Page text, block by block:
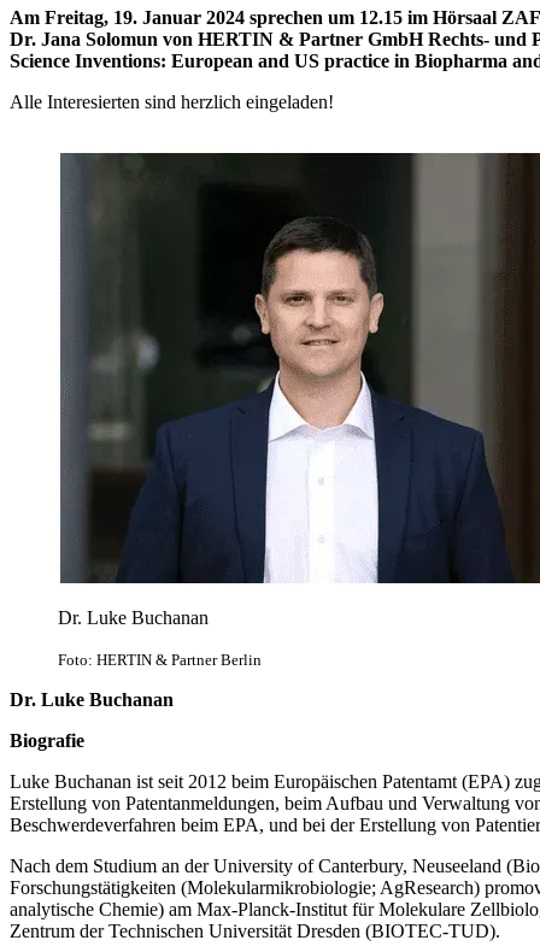
Am Freitag, 19. Januar 2024 sprechen um 12.15 im Hörsaal
Dr. Jana Solomun von HERTIN & Partner GmbH Rechts- und
Science Inventions: European and US practice in Biopharma
Alle Interesierten sind herzlich eingeladen!
Dr. Luke Buchanan
Foto: HERTIN & Partner Berlin
Dr. Luke Buchanan
Biografie
Luke Buchanan ist seit 2012 beim Europäischen Patentamt (EPA)
Erstellung von Patentanmeldungen, beim Aufbau und Verwaltung
Beschwerdeverfahren beim EPA, und bei der Erstellung von
Nach dem Studium an der University of Canterbury, Neuseeland
Forschungstätigkeiten (Molekularmikrobiologie; AgResearch)
analytische Chemie) am Max-Planck-Institut für Molekulare
Zentrum der Technischen Universität Dresden (BIOTEC-TUD).